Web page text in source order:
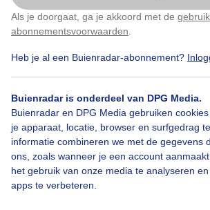
Als je doorgaat, ga je akkoord met de
abonnementsvoorwaarden
Heb je al een Buienradar-abonnement?
Buienradar is onderdeel van DPG Media.
Buienradar en DPG Media gebruiken
je apparaat, locatie, browser en surfgedrag
informatie combineren we met de gegevens
ons, zoals wanneer je een account
het gebruik van onze media te analyseren
apps te verbeteren.
Door: Wouter van Bernebeek Gemaakt: 01-10-
Zon Wolken Zonsopkomst
Bekijk slideshow
Klik hierom dit aan te